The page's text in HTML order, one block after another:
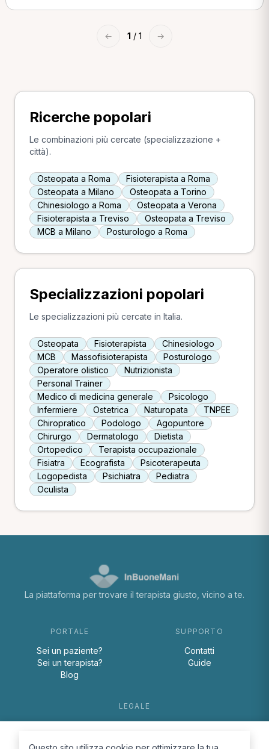
← 1 / 1 →
Ricerche popolari
Le combinazioni più cercate (specializzazione +
città).
Osteopata a Roma
Fisioterapista a Roma
Osteopata a Milano
Osteopata a Torino
Chinesiologo a Roma
Osteopata a Verona
Fisioterapista a Treviso
Osteopata a Treviso
MCB a Milano
Posturologo a Roma
Specializzazioni popolari
Le specializzazioni più cercate in Italia.
Osteopata Fisioterapista
Chinesiologo
MCB
Massofisioterapista
Posturologo
Operatore olistico
Nutrizionista
Personal Trainer
Medico di medicina generale
Psicologo
Infermiere
Ostetrica Naturopata
TNPEE
Chiropratico
Podologo
Agopuntore
Chirurgo
Dermatologo
Dietista
Ortopedico
Terapista occupazionale
Fisiatra
Ecografista
Psicoterapeuta
Logopedista
Psichiatra
Pediatra
Oculista
La piattaforma per trovare il terapista giusto, vicino a te.
PORTALE
Sei un paziente?
Sei un terapista?
Blog
SUPPORTO
Contatti
Guide
LEGALE